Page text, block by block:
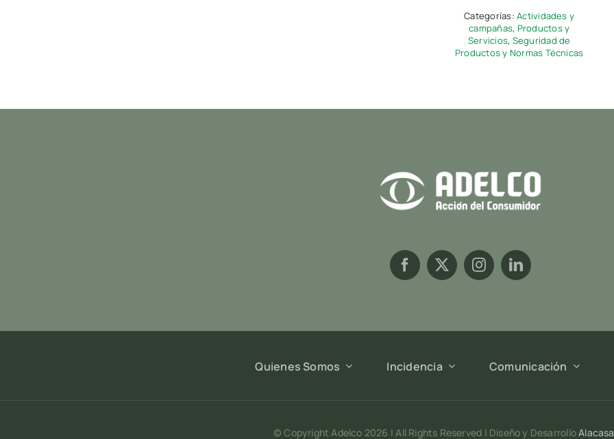
Categorías:Actividades y
campañas, Productos y
Servicios, Seguridad de
Productos y Normas Técnicas
Quienes Somos Incidencia Comunicación
© Copyright Adelco 2026 | All Rights Reserved | Diseño y Desarrollo